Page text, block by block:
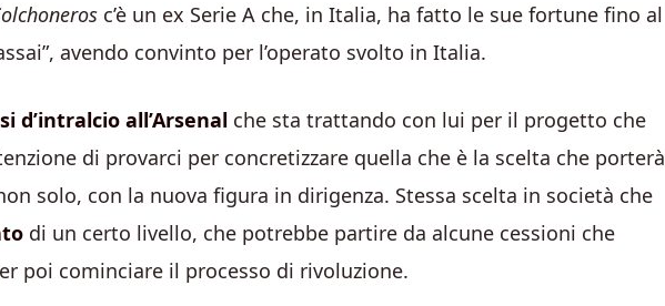
c’è un ex Serie A che, in Italia, ha fatto le sue fortune fino al
avendo convinto per l’operato svolto in Italia.
d’intralcio all’Arsenal che sta trattando con lui per il progetto che
di provarci per concretizzare quella che è la scelta che porterà
solo, con la nuova figura in dirigenza. Stessa scelta in società che
di un certo livello, che potrebbe partire da alcune cessioni che
poi cominciare il processo di rivoluzione.